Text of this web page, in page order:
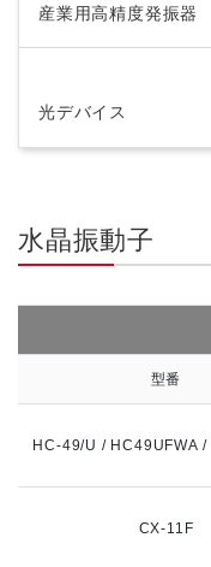
産業用高精度発振器
光デバイス
水晶振動子
型番
HC-49/U / HC49UFWA /
CX-11F